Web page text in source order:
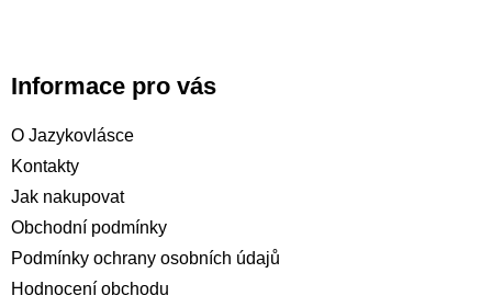
Informace pro vás
O Jazykovlásce
Kontakty
Jak nakupovat
Obchodní podmínky
Podmínky ochrany osobních údajů
Hodnocení obchodu